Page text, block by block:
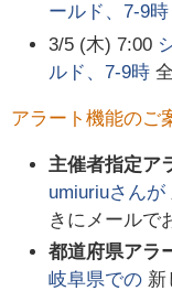
ールド、7-9時
3/5 (木) 7:00
ルド、7-9時
アラート機能のご
主催者指定ア
umiuriuさんが
きにメールで
都道府県アラ
岐阜県での 新